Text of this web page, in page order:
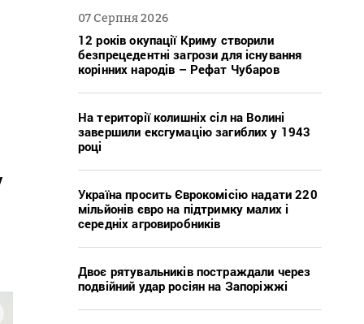
07 Серпня 2026
12 років окупації Криму створили
безпрецедентні загрози для існування
корінних народів – Рефат Чубаров
На території колишніх сіл на Волині
завершили ексгумацію загиблих у 1943
році
Україна просить Єврокомісію надати 220
мільйонів євро на підтримку малих і
середніх агровиробників
Двоє рятувальників постраждали через
подвійний удар росіян на Запоріжжі